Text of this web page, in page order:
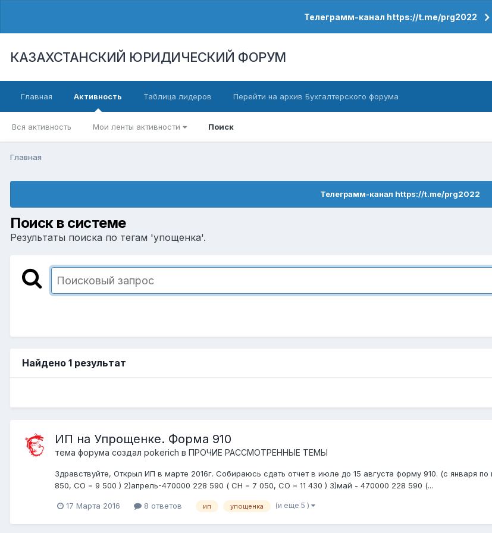
Телеграмм-канал https://t.me/prg2022
КАЗАХСТАНСКИЙ ЮРИДИЧЕСКИЙ ФОРУМ
Главная Активность
Вся активность Мои ленты активности Поиск
Таблица лидеров Перейти на архив Бухгалтерского форума
Главная
Телеграмм-канал https://t.me/prg2022
Поиск в системе
Результаты поиска по тегам 'упощенка'.
Найдено 1 результат
ИП на Упрощенке. Форма 910
тема форума создал pokerich в ПРОЧИЕ РАССМОТРЕННЫЕ ТЕМЫ
Здравствуйте, Открыл ИП в марте 2016г. Собираюсь сдать отчет в июле до 15 августа форму 910. (с января
850, СО = 9 500 ) 2)апрель-470000 228 590 ( СН = 7 050, СО = 11 430 ) 3)май - 470000 228 590 (...
17 Марта 2016 8 ответов ип упощенка (и еще 5 )